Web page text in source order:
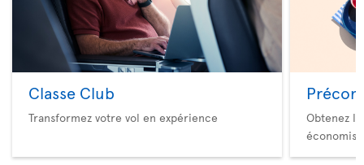
Classe Club
Transformez votre vol en expérience
Obtenez